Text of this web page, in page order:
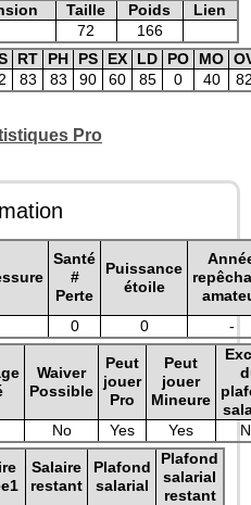
Taille Poids
Lien
72
166
RT PH PS EX LD PO MO
83 83 90 60 85 0 40
Pro
Santé
#
Perte
Puissance
étoile
0 0 -
Waiver
Possible
Peut
jouer
Pro
Peut
jouer
Mineure
No Yes Yes
Salaire
restant
Plafond
salarial
Plafond
salarial
restant